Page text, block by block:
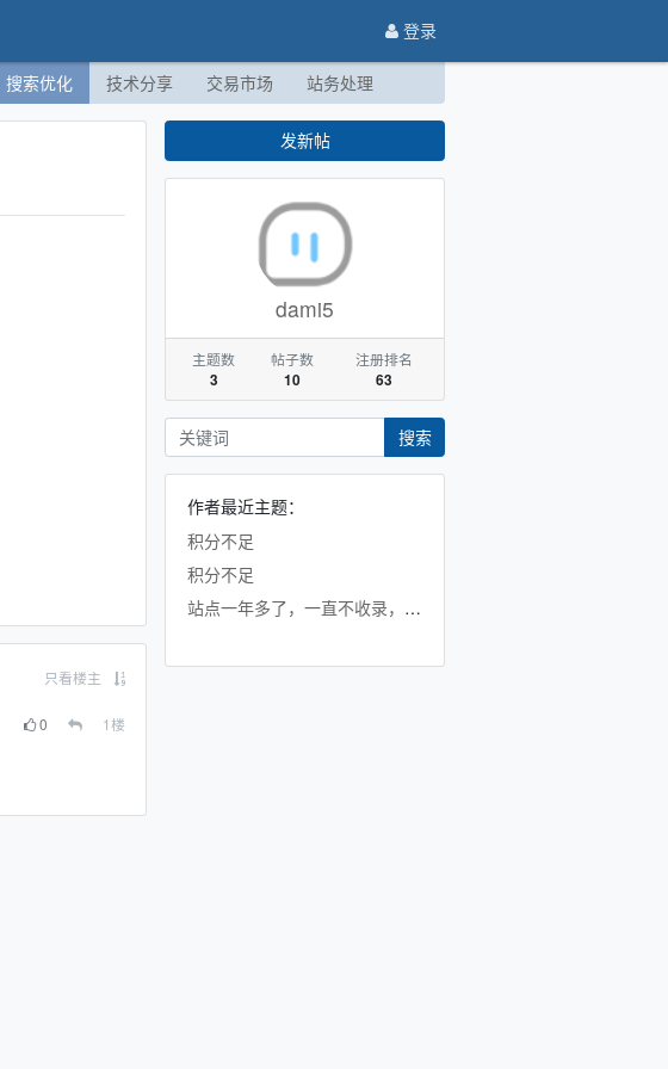
登录
搜索优化 技术分享 交易市场 站务处理
只看楼主
0 1楼
发新帖
dami5
主题数
3
帖子数
10
注册排名
63
搜索
作者最近主题：
积分不足
积分不足
站点一年多了，一直不收录，是不是要放弃了